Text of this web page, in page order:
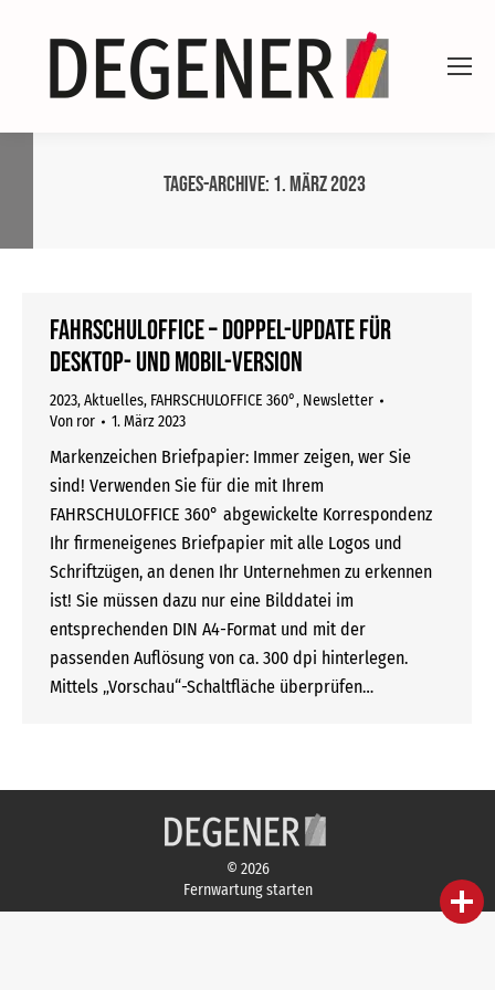
Tages-Archive: 1. März 2023
FAHRSCHULOFFICE – Doppel-Update für
Desktop- und Mobil-Version
2023,Aktuelles, FAHRSCHULOFFICE 360°, Newsletter
Von ror 1. März 2023
Markenzeichen Briefpapier: Immer zeigen, wer Sie
sind! Verwenden Sie für die mit Ihrem
FAHRSCHULOFFICE 360° abgewickelte Korrespondenz
Ihr firmeneigenes Briefpapier mit alle Logos und
Schriftzügen, an denen Ihr Unternehmen zu erkennen
ist! Sie müssen dazu nur eine Bilddatei im
entsprechenden DIN A4-Format und mit der
passenden Auflösung von ca. 300 dpi hinterlegen.
Mittels „Vorschau“-Schaltfläche überprüfen…
© 2026
Fernwartung starten
person IHR FACHBERATER